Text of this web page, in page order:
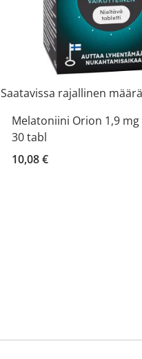
Saatavissa rajallinen määrä
Melatoniini Orion 1,9
30 tabl
10,08 €